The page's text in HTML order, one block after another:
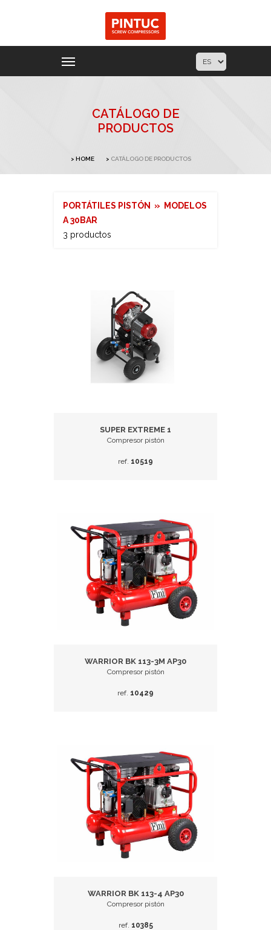
CATÁLOGO DE
PRODUCTOS
HOME CATÁLOGO DE PRODUCTOS
PORTÁTILES PISTÓN » MODELOS
A 30BAR
3 productos
SUPER EXTREME 1
Compresor pistón
ref. 10519
WARRIOR BK 113-3M AP30
Compresor pistón
ref. 10429
WARRIOR BK 113-4 AP30
Compresor pistón
ref. 10385